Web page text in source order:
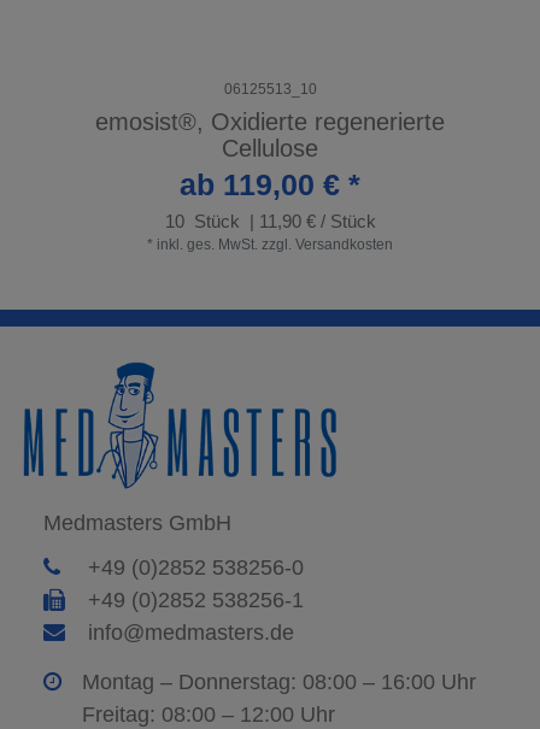
06125513_10
emosist®, Oxidierte regenerierte
Cellulose
ab 119,00 € *
10 Stück | 11,90 € / Stück
* inkl. ges. MwSt. zzgl. Versandkosten
Medmasters GmbH
+49 (0)2852 538256-0
+49 (0)2852 538256-1
info@medmasters.de
Montag – Donnerstag: 08:00 – 16:00 Uhr
Freitag: 08:00 – 12:00 Uhr